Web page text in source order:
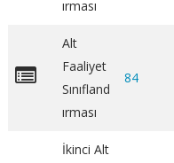
ırması
Alt
Faaliyet
Sınıfland
ırması
84
İkinci Alt